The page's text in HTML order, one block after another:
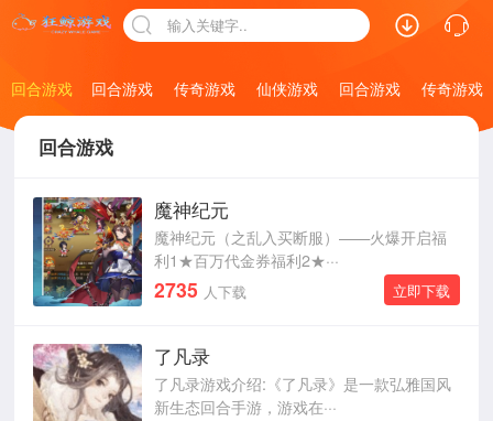
输入关键字..
回合游戏
仙侠游戏 回合游戏 传奇游戏 仙侠游戏 回合游戏 传奇游戏
回合游戏
魔神纪元
魔神纪元（之乱入买断服）——火爆开启福
利1★百万代金券福利2★···
2735 人下载 立即下载
了凡录
了凡录游戏介绍:《了凡录》是一款弘雅国风
新生态回合手游，游戏在···